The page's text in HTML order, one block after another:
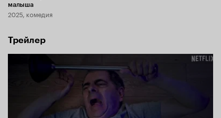
малыша
2025, комедия
Трейлер